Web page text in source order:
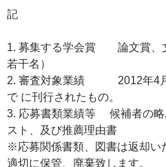
記
1. 募集する学会賞 論文賞、
若干名）
2. 審査対象業績 2012年4月
で に刊行されたもの。
3. 応募書類業績等 候補者の略
スト、及び推薦理由書
※応募関係書類、図書は返却い
適切に保管、廃棄致します。